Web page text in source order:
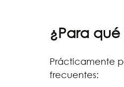
¿Para
Prácticamente
frecuentes: